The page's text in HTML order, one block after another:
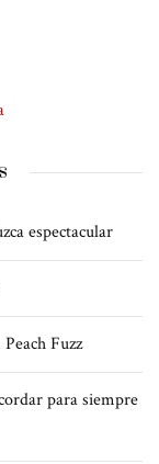
espectacular
Fuzz
para siempre